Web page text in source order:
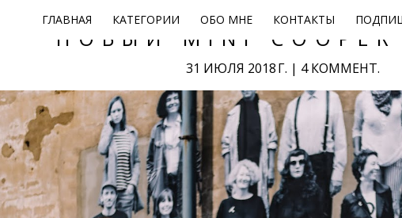
НОВЫЙ MINI COOPER
31 ИЮЛЯ 2018 Г. | 4 КОММЕНТ.
ГЛАВНАЯ КАТЕГОРИИ ОБО МНЕ КОНТАКТЫ